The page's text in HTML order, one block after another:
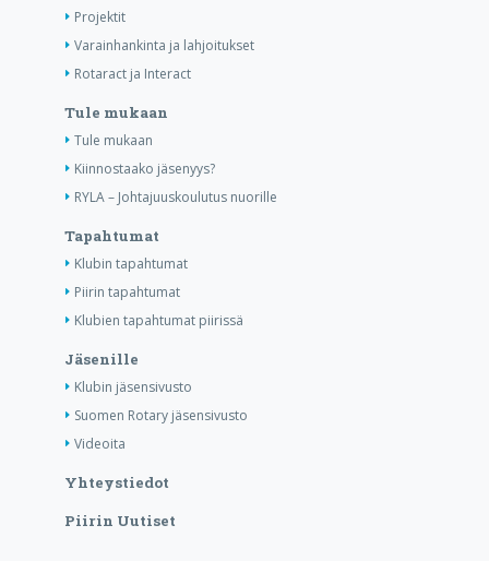
Projektit
Varainhankinta ja lahjoitukset
Rotaract ja Interact
Tule mukaan
Tule mukaan
Kiinnostaako jäsenyys?
RYLA – Johtajuuskoulutus nuorille
Tapahtumat
Klubin tapahtumat
Piirin tapahtumat
Klubien tapahtumat piirissä
Jäsenille
Klubin jäsensivusto
Suomen Rotary jäsensivusto
Videoita
Yhteystiedot
Piirin Uutiset